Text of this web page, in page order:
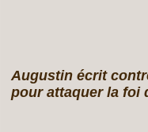
Augustin écrit
pour attaquer la foi